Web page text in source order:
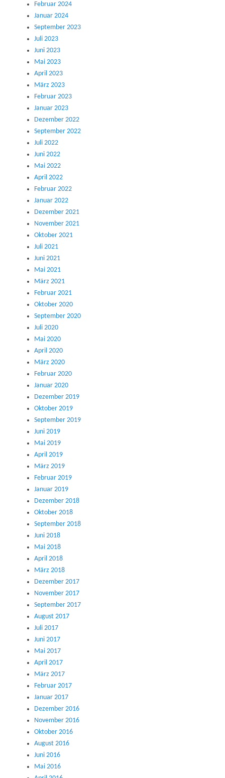
Februar 2024
Januar 2024
September 2023
Juli 2023
Juni 2023
Mai 2023
April 2023
März 2023
Februar 2023
Januar 2023
Dezember 2022
September 2022
Juli 2022
Juni 2022
Mai 2022
April 2022
Februar 2022
Januar 2022
Dezember 2021
November 2021
Oktober 2021
Juli 2021
Juni 2021
Mai 2021
März 2021
Februar 2021
Oktober 2020
September 2020
Juli 2020
Mai 2020
April 2020
März 2020
Februar 2020
Januar 2020
Dezember 2019
Oktober 2019
September 2019
Juni 2019
Mai 2019
April 2019
März 2019
Februar 2019
Januar 2019
Dezember 2018
Oktober 2018
September 2018
Juni 2018
Mai 2018
April 2018
März 2018
Dezember 2017
November 2017
September 2017
August 2017
Juli 2017
Juni 2017
Mai 2017
April 2017
März 2017
Februar 2017
Januar 2017
Dezember 2016
November 2016
Oktober 2016
August 2016
Juni 2016
Mai 2016